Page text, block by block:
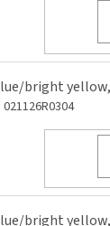
bright
021126R0304
bright yellow,